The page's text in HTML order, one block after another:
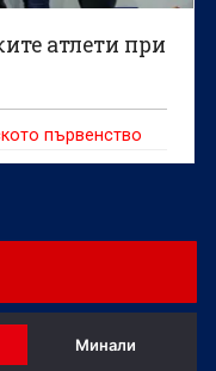
атлети при
първенство
Минали